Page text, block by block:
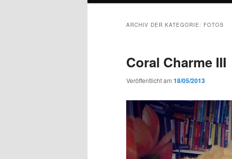
ARCHIV DER KATEGORIE: FOTOS
Coral Charme III
Veröffentlicht am 18/05/2013